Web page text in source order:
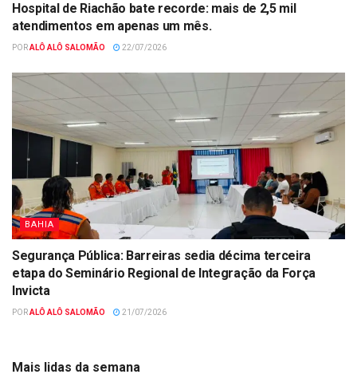
Hospital de Riachão bate recorde: mais de 2,5 mil
atendimentos em apenas um mês.
PORALÔ ALÔ SALOMÃO 22/07/2026
BAHIA
Segurança Pública: Barreiras sedia décima terceira
etapa do Seminário Regional de Integração da Força
Invicta
PORALÔ ALÔ SALOMÃO 21/07/2026
Mais lidas da semana